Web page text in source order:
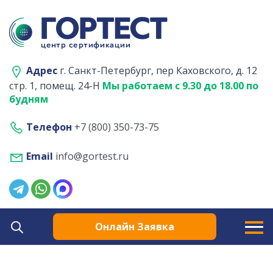
Адрес г. Санкт-Петербург, пер Каховского, д. 12
стр. 1, помещ. 24-Н Мы работаем с 9.30 до 18.00 по
будням
Телефон +7 (800) 350-73-75
Email info@gortest.ru
Онлайн Заявка